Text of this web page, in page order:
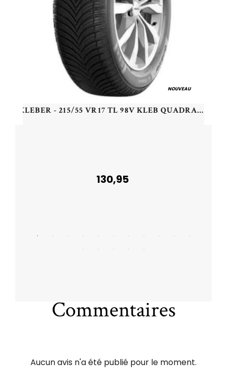
NOUVEAU
KLEBER - 215/55 VR17 TL 98V KLEB QUADRAXER 3 XL - 2155517 - CBA
130,95
Commentaires
Aucun avis n'a été publié pour le moment.